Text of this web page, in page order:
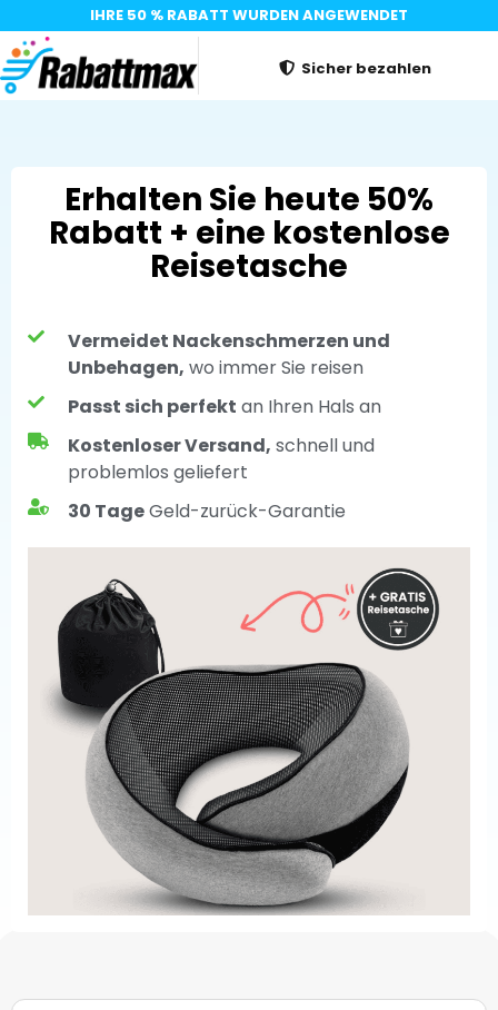
IHRE 50 % RABATT WURDEN ANGEWENDET
Sicher bezahlen
Erhalten Sie heute 50%
Rabatt + eine kostenlose
Reisetasche
Vermeidet Nackenschmerzen und
Unbehagen, wo immer Sie reisen
Passt sich perfekt an Ihren Hals an
Kostenloser Versand, schnell und
problemlos geliefert
30 TageGeld-zurück-Garantie